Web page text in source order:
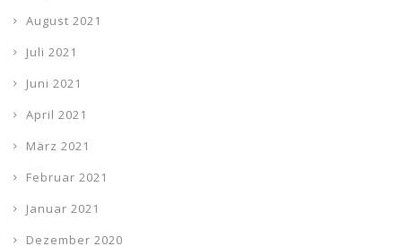
August 2021
Juli 2021
Juni 2021
April 2021
März 2021
Februar 2021
Januar 2021
Dezember 2020